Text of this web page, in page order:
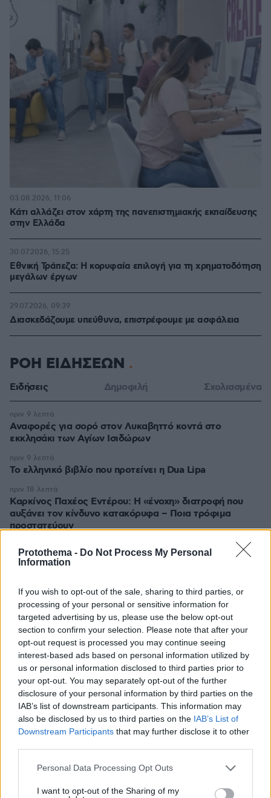
Protothema - Do Not Process My Personal
Information
If you wish to opt-out of the sale, sharing to third parties, or
processing of your personal or sensitive information for
targeted advertising by us, please use the below opt-out
section to confirm your selection. Please note that after your
opt-out request is processed you may continue seeing
interest-based ads based on personal information utilized by
us or personal information disclosed to third parties prior to
your opt-out. You may separately opt-out of the further
disclosure of your personal information by third parties on the
IAB’s list of downstream participants. This information may
also be disclosed by us to third parties on the IAB’s List of
Downstream Participants that may further disclose it to other
Please note that this website/app uses one or more Google
not limited to your visit or usage behaviour. You may click to
Personal Data Processing Opt Outs
I want to opt-out of the Sharing of my
Κάτι αλλάζει στον χάρτη της πανεπιστημιακής εκπαίδευσης
στην Ελλάδα
03.08.2026, 11:06
Εθνική Τράπεζα: Η κορυφαία επιλογή για τη χρηματοδότηση
μεγάλων έργων
30.07.2026, 15:25
Διασκεδάζουμε υπεύθυνα, επιστρέφουμε με ασφάλεια
29.07.2026, 09:39
ΡΟΗ ΕΙΔΗΣΕΩΝ
Ειδήσεις Δημοφιλή Σχολιασμένα
Αναφορές για σορό στον Λυκαβηττό κοντά στο
εκκλησάκι των Αγίων Ισιδώρων
πριν 9 λεπτά
Το ελληνικό βιβλίο που προτείνει η Dua Lipa
πριν 9 λεπτά
Καρκίνος Παχέος Εντέρου: Η «ένοχη» διατροφή που
αυξάνει τον κίνδυνο κατακόρυφα – Ποια τρόφιμα
προστατεύουν
πριν 18 λεπτά
Στις φλόγες δύο διυλιστήρια πετρελαίου στη Ρωσία
μετά από ουκρανική επίθεση με drones
Παγκόσμια Ημέρα Γάτας – Εντυπωσιακά πράγματα που
ίσως δεν γνωρίζατε για αυτά τα υπέροχα πλάσματα
πριν 19 λεπτά
Oil Pulling: To viral trend του Tik-Tok που υπόσχεται πιο
λευκά δόντια με ένα μόνο συστατικό
πριν 19 λεπτά
Από τη Μόρια στον γάμο, τη ΜΚΟ και την κατηγορία για
φόνο: Η σκοτεινή διαδρομή του 26χρονου Αφγανού που
σκότωσε τη Βρετανίδα στην Κυψέλη
πριν 31 λεπτά
πριν 33 λεπτά
πριν 33 λεπτά